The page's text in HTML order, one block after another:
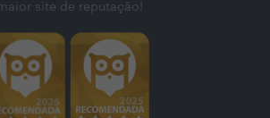
site de reputação!